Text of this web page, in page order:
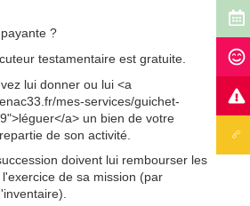
?
testamentaire est gratuite.
lui donner ou lui <a
mes-services/guichet-
a> un bien de votre
de son activité.
doivent lui rembourser les
de sa mission (par